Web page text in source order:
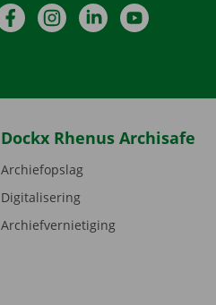
FacebookInstagramLinkedInYouTube
Dockx Rhenus Archisafe
Archiefopslag
Digitalisering
Archiefvernietiging